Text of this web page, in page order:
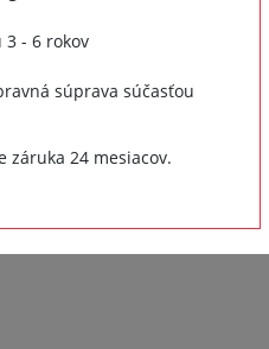
- 6 rokov
súprava súčasťou
záruka 24 mesiacov.